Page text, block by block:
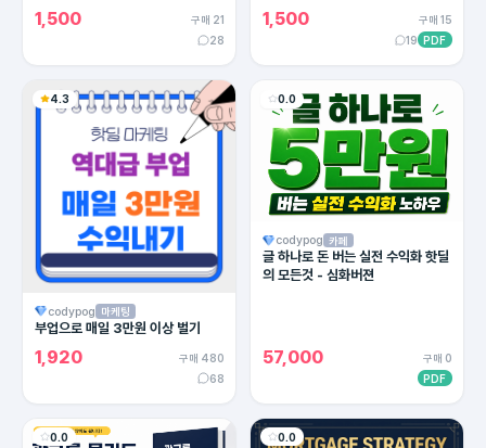
1,500
구매 21
28
1,500
구매 15
19 PDF
4.3
codypog 마케팅
부업으로 매일 3만원 이상 벌기
1,920
구매 480
68
0.0
codypog 카페
글 하나로 돈 버는 실전 수익화 핫딜
의 모든것 - 심화버젼
57,000
구매 0
PDF
0.0 0.0